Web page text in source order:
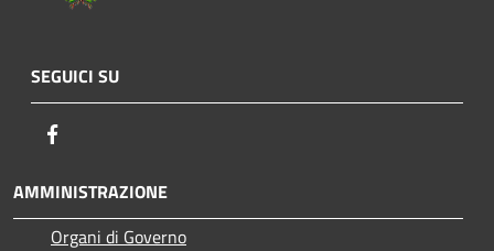
SEGUICI SU
AMMINISTRAZIONE
Organi di Governo